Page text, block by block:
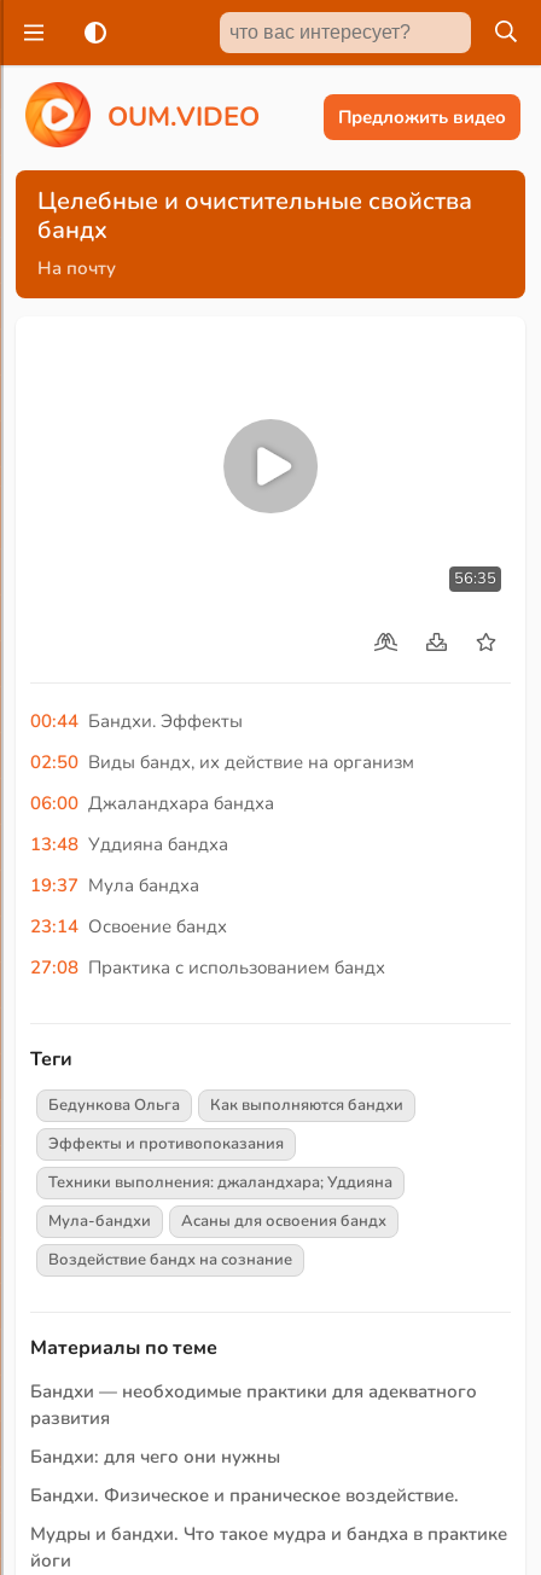
OUM.VIDEO Предложить видео
Целебные и очистительные свойства
бандх
На почту
56:35
00:44 Бандхи. Эффекты
02:50 Виды бандх, их действие на организм
06:00 Джаландхара бандха
13:48 Уддияна бандха
19:37 Мула бандха
23:14 Освоение бандх
27:08 Практика с использованием бандх
Теги
Бедункова Ольга
Как выполняются бандхи
Эффекты и противопоказания
Техники выполнения: джаландхара; Уддияна
Мула-бандхи
Асаны для освоения бандх
Воздействие бандх на сознание
Материалы по теме
Бандхи — необходимые практики для адекватного
развития
Бандхи: для чего они нужны
Бандхи. Физическое и праническое воздействие.
Мудры и бандхи. Что такое мудра и бандха в практике
йоги